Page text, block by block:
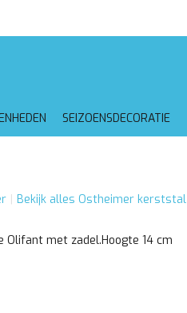
SEIZOENSDECORATIE
Bekijk alles Ostheimer kerststal
Olifant met zadel.Hoogte 14 cm